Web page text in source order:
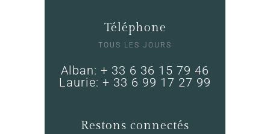
Téléphone
TOUS LES JOURS
Alban: + 33 6 36 15 79 46
Laurie: + 33 6 99 17 27 99
Restons connectés